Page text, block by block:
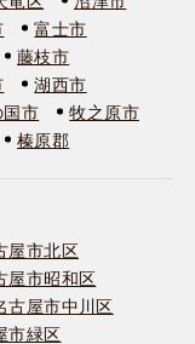
富士市
藤枝市
湖西市
市
牧之原市
榛原郡
屋市北区
屋市昭和区
古屋市中川区
市緑区